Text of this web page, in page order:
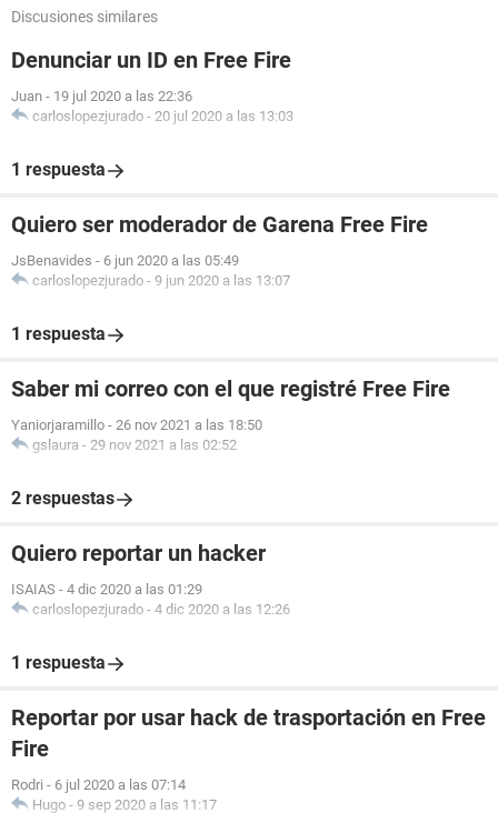
Discusiones similares
Denunciar un ID en Free Fire
Juan - 19 jul 2020 a las 22:36
carloslopezjurado - 20 jul 2020 a las 13:03
1 respuesta
Quiero ser moderador de Garena Free Fire
JsBenavides - 6 jun 2020 a las 05:49
carloslopezjurado - 9 jun 2020 a las 13:07
1 respuesta
Saber mi correo con el que registré Free Fire
Yaniorjaramillo - 26 nov 2021 a las 18:50
gslaura - 29 nov 2021 a las 02:52
2 respuestas
Quiero reportar un hacker
ISAIAS - 4 dic 2020 a las 01:29
carloslopezjurado - 4 dic 2020 a las 12:26
1 respuesta
Reportar por usar hack de trasportación en Free
Fire
Rodri - 6 jul 2020 a las 07:14
Hugo - 9 sep 2020 a las 11:17